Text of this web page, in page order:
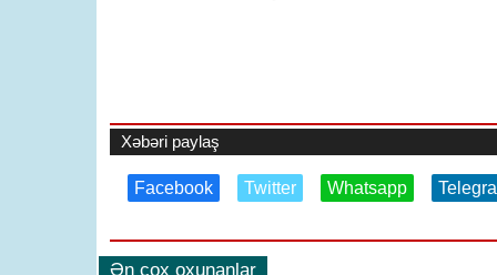
Xəbəri paylaş
Facebook Twitter Whatsapp
Ən çox oxunanlar